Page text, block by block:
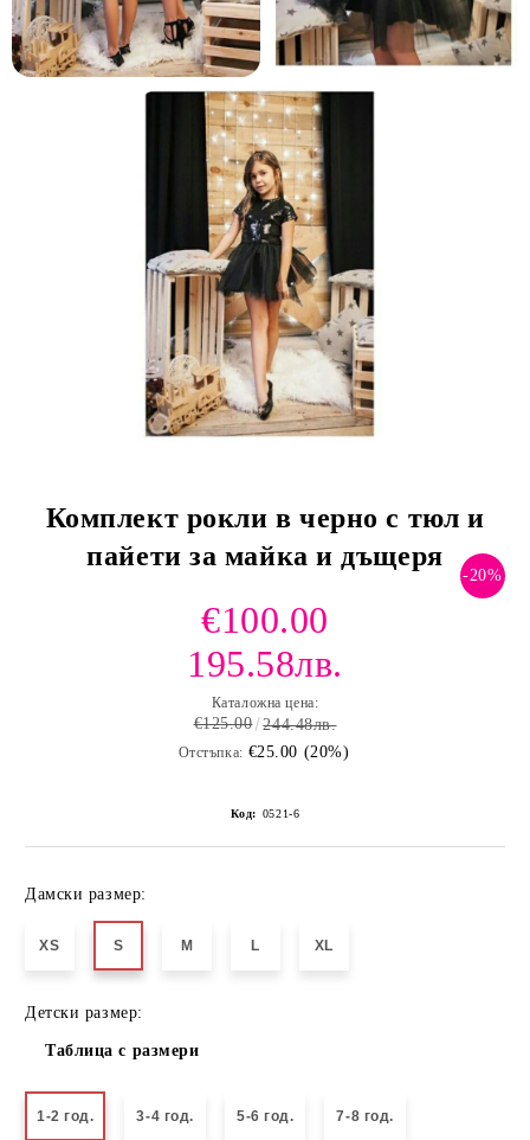
Комплект рокли в черно с тюл и
пайети за майка и дъщеря
-20%
€100.00
195.58лв.
Каталожна цена:
€125.00 244.48лв.
Отстъпка: €25.00 (20%)
Код: 0521-6
Дамски размер:
XS S M L XL
Детски размер:
Таблица с размери
1-2 год. 3-4 год. 5-6 год. 7-8 год.